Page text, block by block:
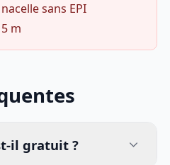
sans EPI
m
il gratuit ?